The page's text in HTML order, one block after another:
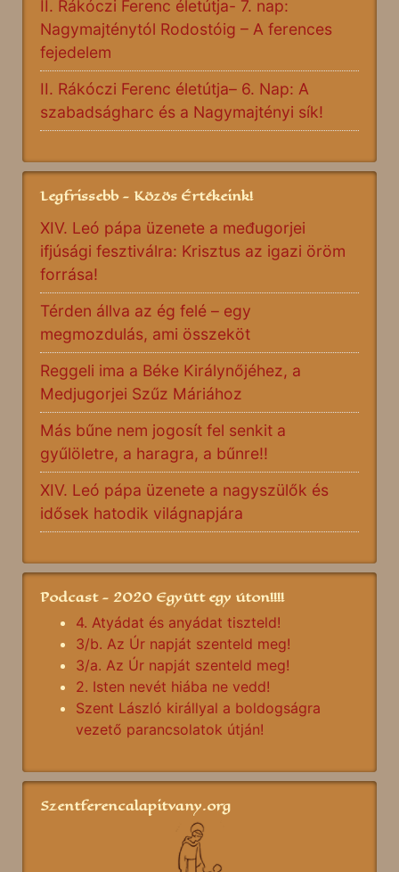
II. Rákóczi Ferenc életútja- 7. nap:
Nagymajténytól Rodostóig – A ferences
fejedelem
II. Rákóczi Ferenc életútja– 6. Nap: A
szabadságharc és a Nagymajtényi sík!
Legfrissebb - Közös Értékeink!
XIV. Leó pápa üzenete a međugorjei
ifjúsági fesztiválra: Krisztus az igazi öröm
forrása!
Térden állva az ég felé – egy
megmozdulás, ami összeköt
Reggeli ima a Béke Királynőjéhez, a
Medjugorjei Szűz Máriához
Más bűne nem jogosít fel senkit a
gyűlöletre, a haragra, a bűnre!!
XIV. Leó pápa üzenete a nagyszülők és
idősek hatodik világnapjára
Podcast - 2020 Együtt egy úton!!!!
4. Atyádat és anyádat tiszteld!
3/b. Az Úr napját szenteld meg!
3/a. Az Úr napját szenteld meg!
2. Isten nevét hiába ne vedd!
Szent László királlyal a boldogságra
vezető parancsolatok útján!
Szentferencalapitvany.org